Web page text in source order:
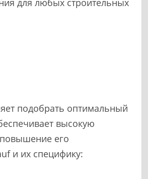
для любых строительных
подобрать оптимальный
высокую
его
и их специфику: